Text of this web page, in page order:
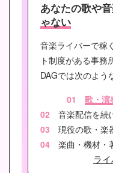
あなたの歌や音
ゃない
音楽ライバーで稼
ト制度がある事務
DAGでは次のよう
01
歌・演
02 音楽配信を続
03 現役の歌・楽
04 楽曲・機材・
ラ